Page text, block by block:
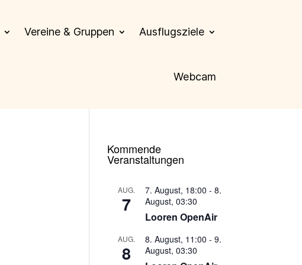
Vereine & Gruppen Ausflugsziele
Webcam
Kommende
Veranstaltungen
AUG.
7
7. August, 18:00 -8.
August, 03:30
Looren OpenAir
AUG.
8
8. August, 11:00 -9.
August, 03:30